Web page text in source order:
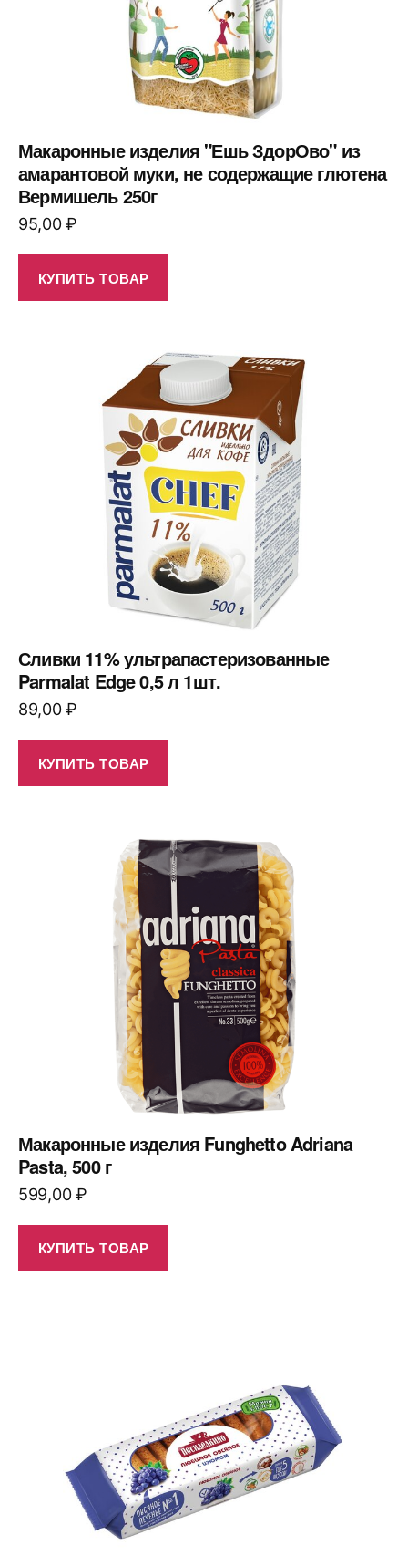
Макаронные изделия "Ешь ЗдорОво" из
амарантовой муки, не содержащие глютена
Вермишель 250г
95,00₽
КУПИТЬ ТОВАР
Сливки 11% ультрапастеризованные
Parmalat Edge 0,5 л 1шт.
89,00₽
КУПИТЬ ТОВАР
Макаронные изделия Funghetto Adriana
Pasta, 500 г
599,00₽
КУПИТЬ ТОВАР